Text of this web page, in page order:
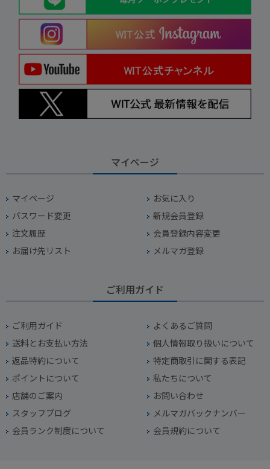
マイページ
マイページ
お気に入り
パスワード変更
新規会員登録
注文履歴
会員登録内容変更
お届け先リスト
メルマガ登録
ご利用ガイド
ご利用ガイド
よくあるご質問
送料とお支払い方法
個人情報取り扱いについて
返品特約について
特定商取引に関する表記
ポイントについて
私たちについて
店舗のご案内
お問い合わせ
スタッフブログ
メルマガバックナンバー
会員ランク制度について
会員規約について